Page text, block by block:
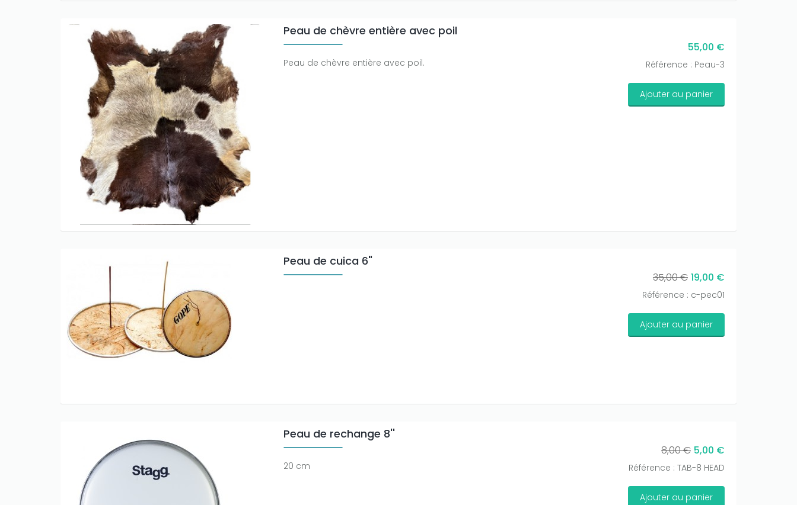
Peau de chèvre entière avec poil
Peau de chèvre entière avec poil.
55,00 €
Référence : Peau-3
Ajouter au panier
Peau de cuica 6"
35,00 € 19,00 €
Référence : c-pec01
Ajouter au panier
Peau de rechange 8''
20 cm
8,00 € 5,00 €
Référence : TAB-8 HEAD
Ajouter au panier